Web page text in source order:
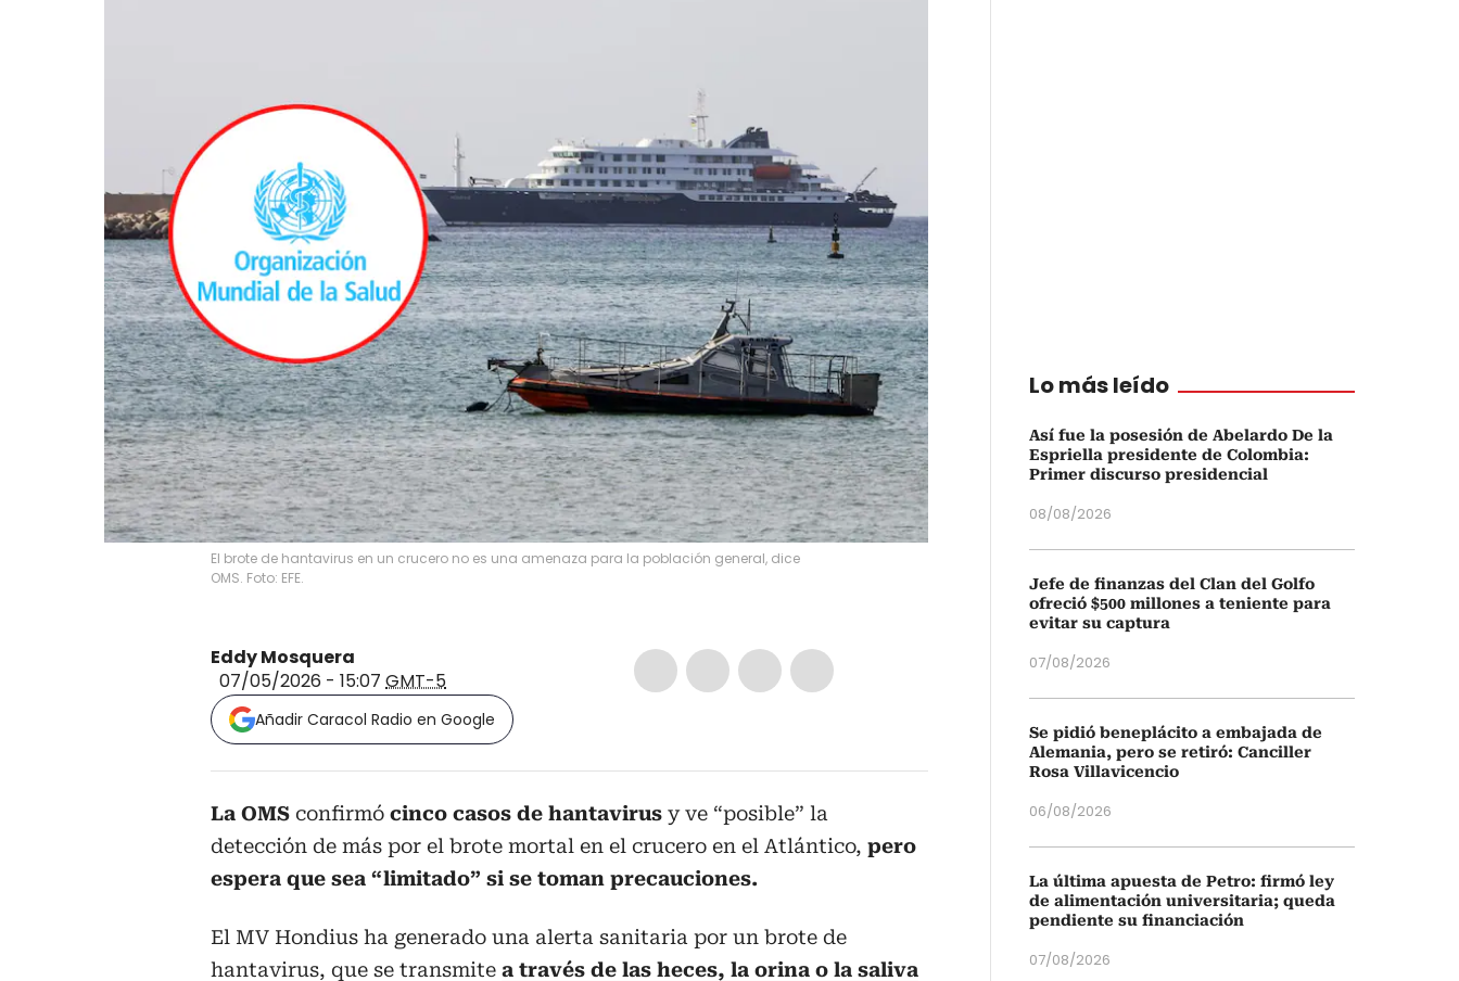
El brote de hantavirus en un crucero no es una amenaza para la población general, dice
OMS. Foto: EFE.
Eddy Mosquera
07/05/2026 - 15:07 GMT-5
Añadir Caracol Radio en Google
La OMS confirmó cinco casos de hantavirus y ve “posible” la
detección de más por el brote mortal en el crucero en el Atlántico, pero
espera que sea “limitado” si se toman precauciones.
El MV Hondius ha generado una alerta sanitaria por un brote de
hantavirus, que se transmite a través de las heces, la orina o la saliva
Lo más leído
Así fue la posesión de Abelardo De la
Espriella presidente de Colombia:
Primer discurso presidencial
08/08/2026
Jefe de finanzas del Clan del Golfo
ofreció $500 millones a teniente para
evitar su captura
07/08/2026
Se pidió beneplácito a embajada de
Alemania, pero se retiró: Canciller
Rosa Villavicencio
06/08/2026
La última apuesta de Petro: firmó ley
de alimentación universitaria; queda
pendiente su financiación
07/08/2026